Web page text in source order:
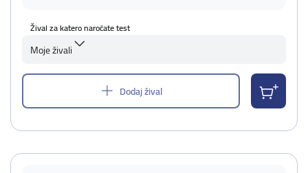
Žival za katero naročate test
Moje živali
Dodaj žival